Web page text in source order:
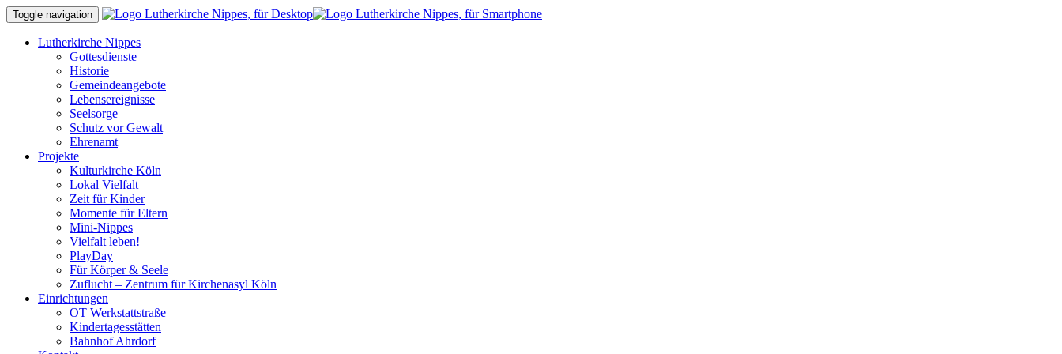
Toggle navigation
Lutherkirche Nippes
Gottesdienste
Historie
Gemeindeangebote
Lebensereignisse
Seelsorge
Schutz vor Gewalt
Ehrenamt
Projekte
Kulturkirche Köln
Lokal Vielfalt
Zeit für Kinder
Momente für Eltern
Mini-Nippes
Vielfalt leben!
PlayDay
Für Körper & Seele
Zuflucht – Zentrum für Kirchenasyl Köln
Einrichtungen
OT Werkstattstraße
Kindertagesstätten
Bahnhof Ahrdorf